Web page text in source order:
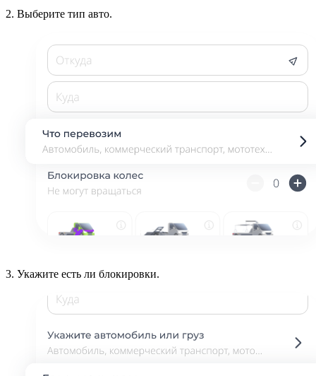
2. Выберите тип авто.
3. Укажите есть ли блокировки.